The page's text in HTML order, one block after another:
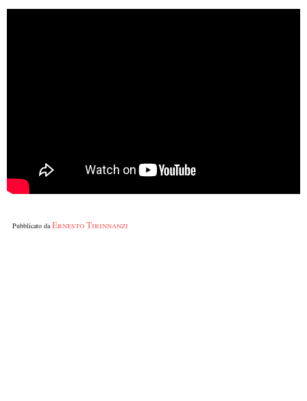
Pubblicato daErnesto Tirinnanzi